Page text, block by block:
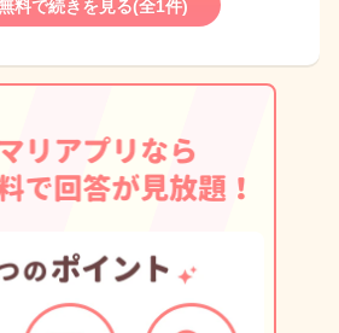
料で続きを見る(全1件)